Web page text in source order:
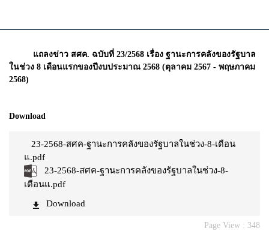
แถลงข่าว สศค. ฉบับที่ 23/2568 เรื่อง ฐานะการคลังของรัฐบาล
ในช่วง 8 เดือนแรกของปีงบประมาณ 2568 (ตุลาคม 2567 - พฤษภาคม
2568)
Download
23-2568-สศค-ฐานะการคลังของรัฐบาลในช่วง-8-เดือน
แ.pdf
23-2568-สศค-ฐานะการคลังของรัฐบาลในช่วง-8-
เดือนแ.pdf
Download
Page View : 348